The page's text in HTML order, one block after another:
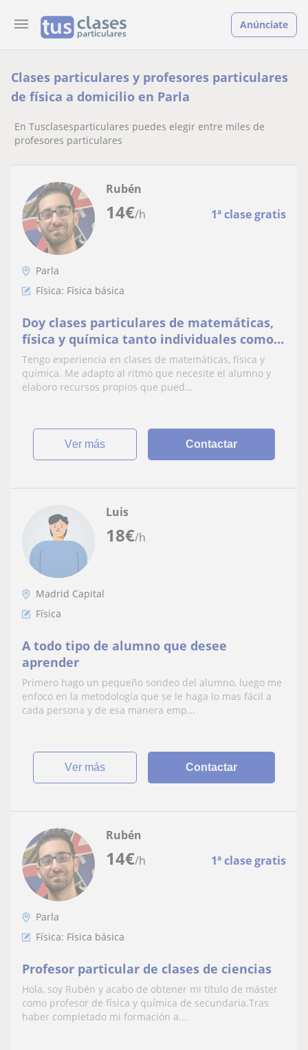
Anúnciate
Clases particulares y profesores particulares
de física a domicilio en Parla
En Tusclasesparticulares puedes elegir entre miles de
profesores particulares
14€/h 1ª clase gratis
Rubén
Parla
Física: Física básica
Doy clases particulares de matemáticas,
física y química tanto individuales como
en grupo
Tengo experiencia en clases de matemáticas, física y
química. Me adapto al ritmo que necesite el alumno y
elaboro recursos propios que pued...
ver más Contactar
18€/h
Luis
Madrid Capital
Física
A todo tipo de alumno que desee
aprender
Primero hago un pequeño sondeo del alumno, luego me
enfoco en la metodología que se le haga lo mas fácil a
cada persona y de esa manera emp...
ver más Contactar
14€/h 1ª clase gratis
Rubén
Parla
Física: Física básica
Profesor particular de clases de ciencias
Hola, soy Rubén y acabo de obtener mi título de máster
como profesor de física y química de secundaria.Tras
haber completado mi formación a...